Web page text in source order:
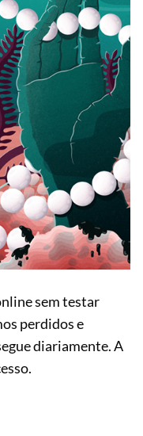
sem testar
perdidos e
diariamente. A